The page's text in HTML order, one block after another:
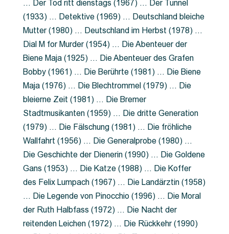
… Der Tod ritt dienstags (1967) … Der Tunnel
(1933) … Detektive (1969) … Deutschland bleiche
Mutter (1980) … Deutschland im Herbst (1978) …
Dial M for Murder (1954) … Die Abenteuer der
Biene Maja (1925) … Die Abenteuer des Grafen
Bobby (1961) … Die Berührte (1981) … Die Biene
Maja (1976) … Die Blechtrommel (1979) … Die
bleierne Zeit (1981) … Die Bremer
Stadtmusikanten (1959) … Die dritte Generation
(1979) … Die Fälschung (1981) … Die fröhliche
Wallfahrt (1956) … Die Generalprobe (1980) …
Die Geschichte der Dienerin (1990) … Die Goldene
Gans (1953) … Die Katze (1988) … Die Koffer
des Felix Lumpach (1967) … Die Landärztin (1958)
… Die Legende von Pinocchio (1996) … Die Moral
der Ruth Halbfass (1972) … Die Nacht der
reitenden Leichen (1972) … Die Rückkehr (1990)